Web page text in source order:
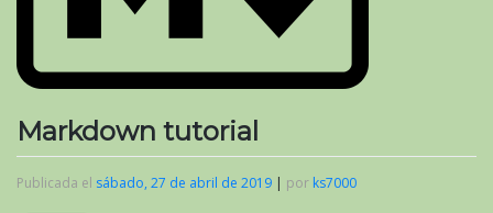
Markdown tutorial
Publicada el sábado, 27 de abril de 2019 | por ks7000